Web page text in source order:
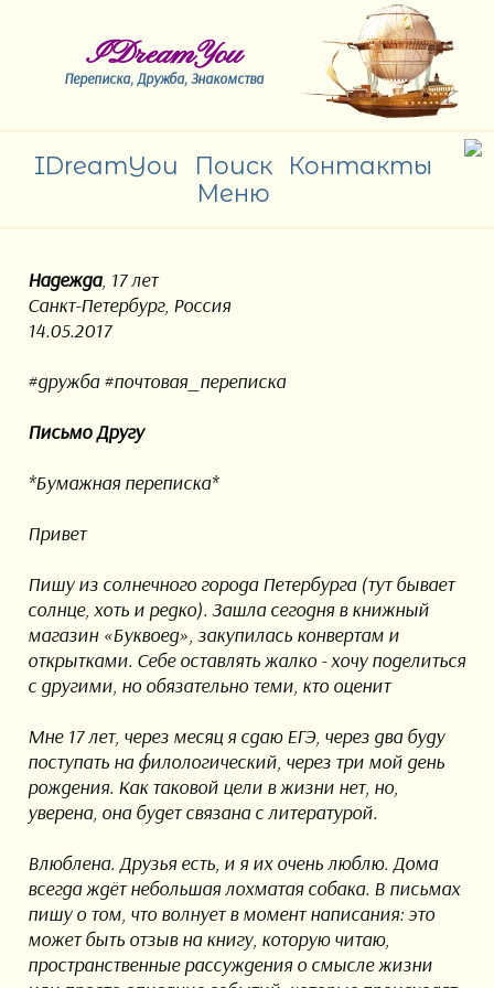
IDreamYou
Переписка, Дружба, Знакомства
IDreamYou Поиск
Контакты
Меню
Надежда, 17 лет
Санкт-Петербург, Россия
14.05.2017
#дружба #почтовая_переписка
Письмо Другу
*Бумажная переписка*
Привет
Пишу из солнечного города Петербурга (тут бывает
солнце, хоть и редко). Зашла сегодня в книжный
магазин «Буквоед», закупилась конвертам и
открытками. Себе оставлять жалко - хочу поделиться
с другими, но обязательно теми, кто оценит
Мне 17 лет, через месяц я сдаю ЕГЭ, через два буду
поступать на филологический, через три мой день
рождения. Как таковой цели в жизни нет, но,
уверена, она будет связана с литературой.
Влюблена. Друзья есть, и я их очень люблю. Дома
всегда ждёт небольшая лохматая собака. В письмах
пишу о том, что волнует в момент написания: это
может быть отзыв на книгу, которую читаю,
пространственные рассуждения о смысле жизни